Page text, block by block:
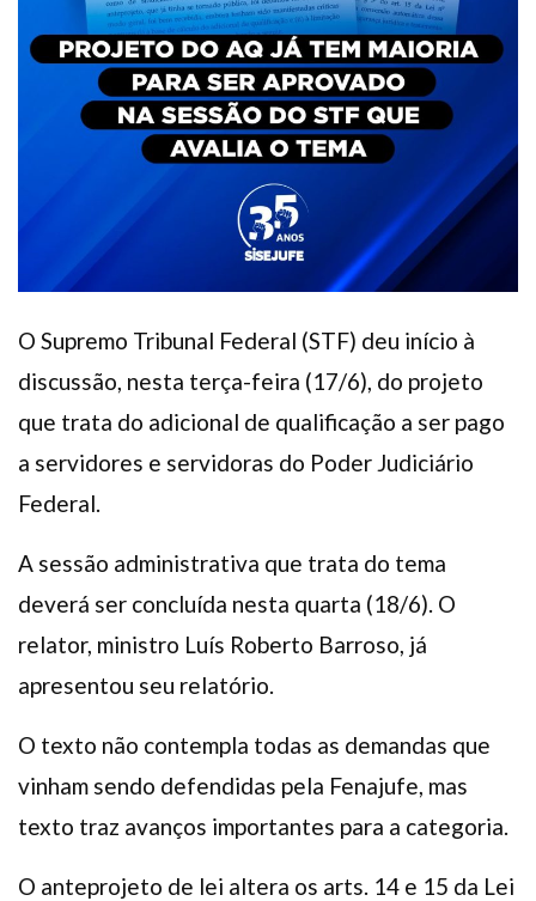
O Supremo Tribunal Federal (STF) deu início à
discussão, nesta terça-feira (17/6), do projeto
que trata do adicional de qualificação a ser pago
a servidores e servidoras do Poder Judiciário
Federal.
A sessão administrativa que trata do tema
deverá ser concluída nesta quarta (18/6). O
relator, ministro Luís Roberto Barroso, já
apresentou seu relatório.
O texto não contempla todas as demandas que
vinham sendo defendidas pela Fenajufe, mas
texto traz avanços importantes para a categoria.
O anteprojeto de lei altera os arts. 14 e 15 da Lei